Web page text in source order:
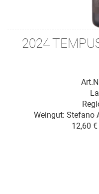
2024
Weingut: Stefano
12,60 €